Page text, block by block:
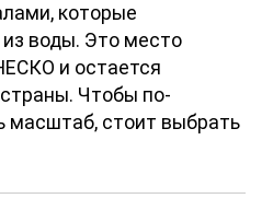
которые
воды. Это место
и остается
Чтобы по-
масштаб, стоит выбрать